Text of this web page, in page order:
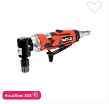
КэшБэк: 303